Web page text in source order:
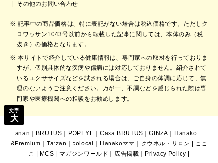
文字
大
その他のお問い合わせ
記事中の商品価格は、特に表記がない場合は税込価格です。ただしク
ロワッサン1043号以前から転載した記事に関しては、本体のみ（税
抜き）の価格となります。
本サイトで紹介している健康情報は、専門家への取材を行っておりま
すが、個別具体的な疾病や傷病には対応しておりません。紹介されて
いるエクササイズなどを試される場合は、ご自身の体調に応じて、無
理のないようご注意ください。万が一、不調などを感じられた際は専
門家や医療機関への相談をお勧めします。
anan BRUTUS POPEYE ｜Casa BRUTUS ｜GINZA Hanako
&Premium ｜Tarzan ｜colocal Hanakoママ クウネル・サロン
ここ
こ
MCS マガジンワールド 広告掲載 Privacy Policy